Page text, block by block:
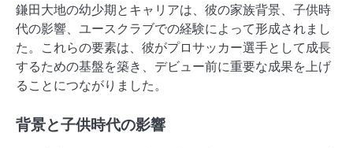
鎌田大地の幼少期とキャリアは、彼の家族背景、子供時
代の影響、ユースクラブでの経験によって形成されまし
た。これらの要素は、彼がプロサッカー選手として成長
するための基盤を築き、デビュー前に重要な成果を上げ
ることにつながりました。
背景と子供時代の影響